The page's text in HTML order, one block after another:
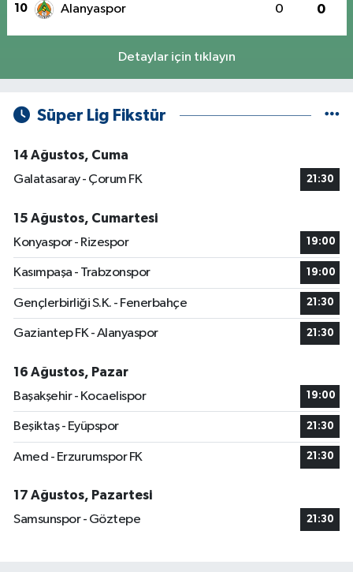
10 Alanyaspor 0 0
Detaylar için tıklayın
Süper Lig Fikstür
14 Ağustos, Cuma
Galatasaray - Çorum FK
21:30
15 Ağustos, Cumartesi
Konyaspor - Rizespor
19:00
Kasımpaşa - Trabzonspor 19:00
Gençlerbirliği S.K. - Fenerbahçe 21:30
Gaziantep FK - Alanyaspor 21:30
16 Ağustos, Pazar
Başakşehir - Kocaelispor
19:00
Beşiktaş - Eyüpspor 21:30
Amed - Erzurumspor FK 21:30
17 Ağustos, Pazartesi
Samsunspor - Göztepe
21:30